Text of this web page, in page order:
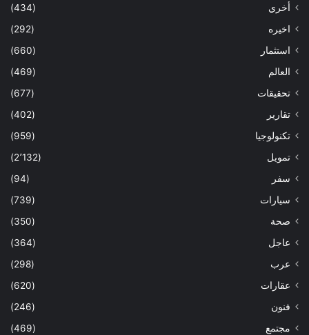
أخري
(434)
اخيره
(292)
استثمار
(660)
العالم
(469)
تحقيقات
(677)
تقارير
(402)
تكنولوجيا
(959)
تمويل
(2٬132)
سفر
(94)
سيارات
(739)
صحة
(350)
عاجل
(364)
عرب
(298)
عقارات
(620)
فنون
(246)
مجتمع
(469)